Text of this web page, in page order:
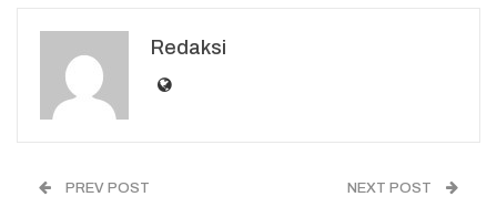
Redaksi
PREV POST NEXT POST